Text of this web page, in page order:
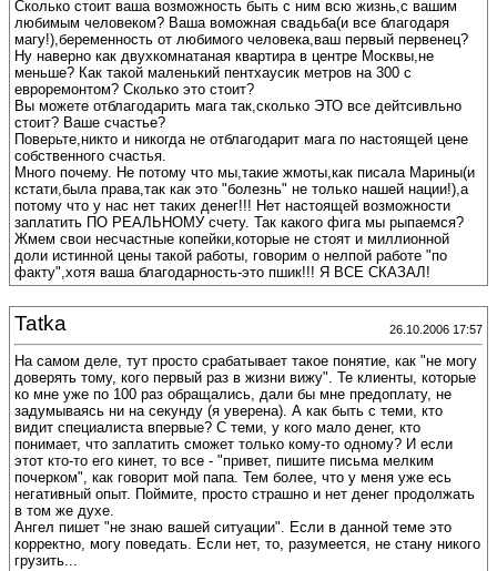
Сколько стоит ваша возможность быть с ним всю жизнь,с вашим
любимым человеком? Ваша воможная свадьба(и все благодаря
магу!),беременность от любимого человека,ваш первый первенец?
Ну наверно как двухкомнатаная квартира в центре Москвы,не
меньше? Как такой маленький пентхаусик метров на 300 с
евроремонтом? Сколько это стоит?
Вы можете отблагодарить мага так,сколько ЭТО все дейтсивльно
стоит? Ваше счастье?
Поверьте,никто и никогда не отблагодарит мага по настоящей цене
собственного счастья.
Много почему. Не потому что мы,такие жмоты,как писала Марины(и
кстати,была права,так как это "болезнь" не только нашей нации!),а
потому что у нас нет таких денег!!! Нет настоящей возможности
заплатить ПО РЕАЛЬНОМУ счету. Так какого фига мы рыпаемся?
Жмем свои несчастные копейки,которые не стоят и миллионной
доли истинной цены такой работы, говорим о нелпой работе "по
факту",хотя ваша благодарность-это пшик!!! Я ВСЕ СКАЗАЛ!
Tatka 26.10.2006 17:57
На самом деле, тут просто срабатывает такое понятие, как "не могу
доверять тому, кого первый раз в жизни вижу". Те клиенты, которые
ко мне уже по 100 раз обращались, дали бы мне предоплату, не
задумываясь ни на секунду (я уверена). А как быть с теми, кто
видит специалиста впервые? С теми, у кого мало денег, кто
понимает, что заплатить сможет только кому-то одному? И если
этот кто-то его кинет, то все - "привет, пишите письма мелким
почерком", как говорит мой папа. Тем более, что у меня уже есь
негативный опыт. Поймите, просто страшно и нет денег продолжать
в том же духе.
Ангел пишет "не знаю вашей ситуации". Если в данной теме это
корректно, могу поведать. Если нет, то, разумеется, не стану никого
грузить...